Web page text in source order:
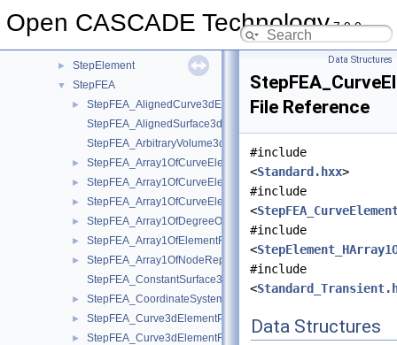
Open CASCADE Technology7.9.0
StepDimTol
► StepElement
▼ StepFEA
►
StepFEA_AlignedCurve3dElementCoordinateSystem.hxx
StepFEA_AlignedSurface3dElementCoordinateSystem.hxx
StepFEA_ArbitraryVolume3dElementCoordinateSystem.hxx
► StepFEA_Array1OfCurveElementEndOffset.hxx
► StepFEA_Array1OfCurveElementEndRelease.hxx
► StepFEA_Array1OfCurveElementInterval.hxx
► StepFEA_Array1OfDegreeOfFreedom.hxx
► StepFEA_Array1OfElementRepresentation.hxx
►
StepFEA_Array1OfNodeRepresentation.hxx
StepFEA_ConstantSurface3dElementCoordinateSystem.hxx
► StepFEA_CoordinateSystemType.hxx
► StepFEA_Curve3dElementProperty.hxx
► StepFEA_Curve3dElementRepresentation.hxx
Data Structures
File Reference
#include
<Standard.hxx>
#include
<
#include
<
#include
<
Data Structures